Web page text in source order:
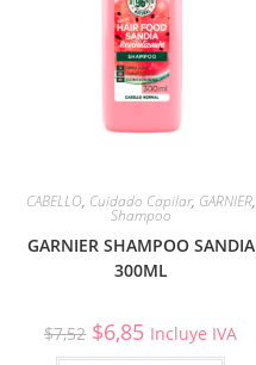
CABELLO, Cuidado Capilar, GARNIER,
Shampoo
GARNIER SHAMPOO SANDIA
300ML
$7,52 $6,85 Incluye IVA